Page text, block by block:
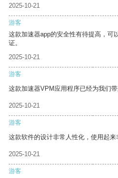
2025-10-21
游客
这款加速器app的安全性有待提高，可
证。
2025-10-21
游客
这款加速器VPM应用程序已经为我们带
2025-10-21
游客
这款软件的设计非常人性化，使用起来
2025-10-21
游客